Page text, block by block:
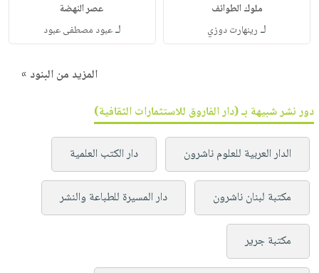
ملوك الطوائف
لـ رينهارت دوزي
عصر النهضة
لـعبود مصطفى عبود
المزيد من البنود »
دور نشر شبيهة بـ (دار الفاروق للاستثمارات الثقافية)
الدار العربية للعلوم ناشرون دار الكتب العلمية
مكتبة لبنان ناشرون دار المسيرة للطباعة والنشر
مكتبة جرير